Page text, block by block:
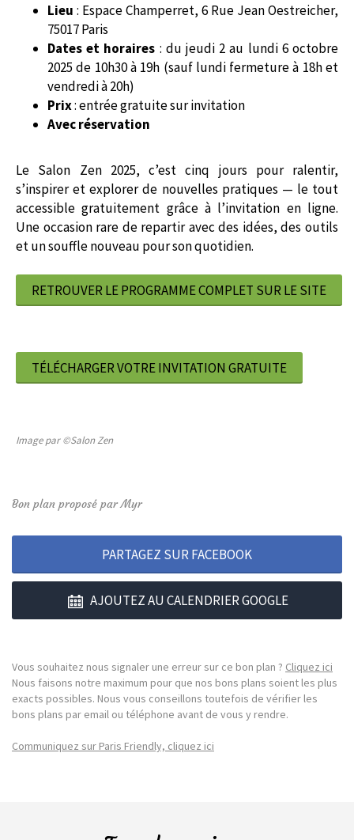
Lieu : Espace Champerret, 6 Rue Jean Oestreicher,
75017 Paris
Dates et horaires : du jeudi 2 au lundi 6 octobre
2025 de 10h30 à 19h (sauf lundi fermeture à 18h et
vendredi à 20h)
Prix: entrée gratuite sur invitation
Avec réservation
Le Salon Zen 2025, c’est cinq jours pour ralentir,
s’inspirer et explorer de nouvelles pratiques — le tout
accessible gratuitement grâce à l’invitation en ligne.
Une occasion rare de repartir avec des idées, des outils
et un souffle nouveau pour son quotidien.
RETROUVER LE PROGRAMME COMPLET SUR LE SITE
TÉLÉCHARGER VOTRE INVITATION GRATUITE
Image par ©Salon Zen
Bon plan proposé par Myr
PARTAGEZ SUR FACEBOOK
AJOUTEZ AU CALENDRIER GOOGLE
Vous souhaitez nous signaler une erreur sur ce bon plan ? Cliquez ici
Nous faisons notre maximum pour que nos bons plans soient les plus
exacts possibles. Nous vous conseillons toutefois de vérifier les
bons plans par email ou téléphone avant de vous y rendre.
Communiquez sur Paris Friendly, cliquez ici